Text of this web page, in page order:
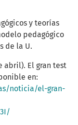
y teorías
pedagógico
de la U.
abril). El gran test
en:
noticia/el-gran-